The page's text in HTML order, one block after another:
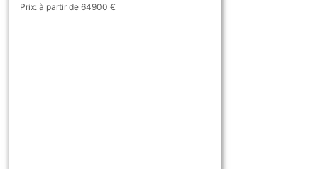
Prix: à partir de 64900 €